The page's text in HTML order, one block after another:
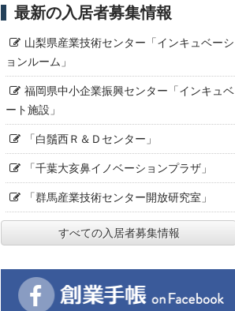
最新の入居者募集情報
山梨県産業技術センター「インキュベーシ
ョンルーム」
福岡県中小企業振興センター「インキュベ
ート施設」
「白鬚西Ｒ＆Ｄセンター」
「千葉大亥鼻イノベーションプラザ」
「群馬産業技術センター開放研究室」
すべての入居者募集情報